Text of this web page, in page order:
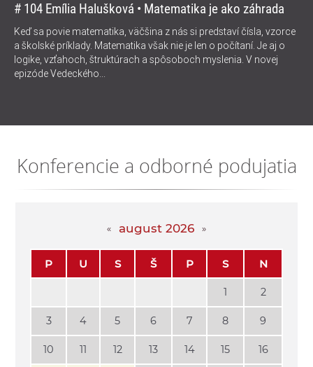
# 104 Emília Halušková • Matematika je ako záhrada
Keď sa povie matematika, väčšina z nás si predstaví čísla, vzorce
a školské príklady. Matematika však nie je len o počítaní. Je aj o
logike, vzťahoch, štruktúrach a spôsoboch myslenia. V novej
epizóde Vedeckého...
Konferencie a odborné podujatia
august 2026
P U S Š P S N
1 2
3 4 5 6 7 8 9
10 11 12 13 14 15 16